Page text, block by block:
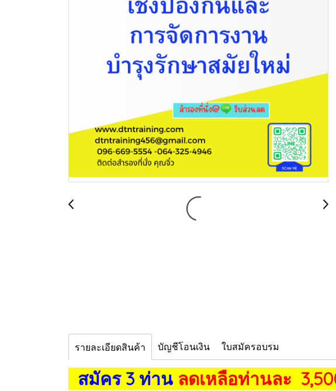
รายละเอียดสินค้า บัญชีโอนเงิน ใบสมัครอบรม
สมัคร 3 ท่าน ลดเหลือท่านละ